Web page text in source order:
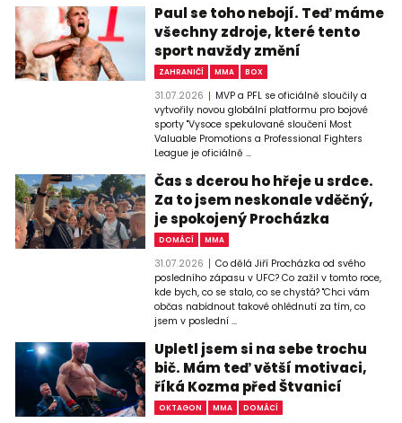
Paul se toho nebojí. Teď máme
všechny zdroje, které tento
sport navždy změní
ZAHRANIČÍ MMA BOX
31.07.2026
MVP a PFL se oficiálně sloučily a
vytvořily novou globální platformu pro bojové
sporty "Vysoce spekulované sloučení Most
Valuable Promotions a Professional Fighters
League je oficiálně ...
Čas s dcerou ho hřeje u srdce.
Za to jsem neskonale vděčný,
je spokojený Procházka
DOMÁCÍ MMA
31.07.2026
Co dělá Jiří Procházka od svého
posledního zápasu v UFC? Co zažil v tomto roce,
kde bych, co se stalo, co se chystá? "Chci vám
občas nabídnout takové ohlédnutí za tím, co
jsem v poslední ...
Upletl jsem si na sebe trochu
bič. Mám teď větší motivaci,
říká Kozma před Štvanicí
OKTAGON MMA DOMÁCÍ